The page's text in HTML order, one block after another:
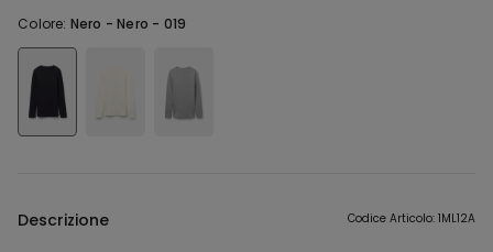
Colore: Nero -Nero - 019
Descrizione Codice Articolo: 1ML12A